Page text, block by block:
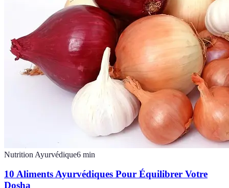
Nutrition Ayurvédique6 min
10 Aliments Ayurvédiques Pour Équilibrer Votre
Dosha